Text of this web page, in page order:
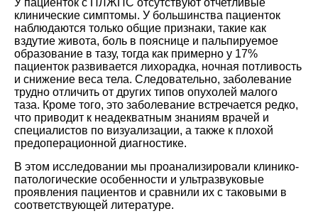
клинические симптомы. У большинства пациенток
наблюдаются только общие признаки, такие как
вздутие живота, боль в пояснице и пальпируемое
образование в тазу, тогда как примерно у 17%
пациенток развивается лихорадка, ночная потливость
и снижение веса тела. Следовательно, заболевание
трудно отличить от других типов опухолей малого
таза. Кроме того, это заболевание встречается редко,
что приводит к неадекватным знаниям врачей и
специалистов по визуализации, а также к плохой
предоперационной диагностике.
В этом исследовании мы проанализировали клинико-
патологические особенности и ультразвуковые
проявления пациентов и сравнили их с таковыми в
соответствующей литературе.